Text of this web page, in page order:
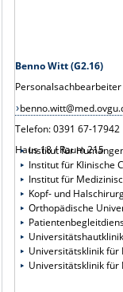
Benno Witt (G2.16)
Personalsachbearbeiter
Telefon: 0391 67-17942
Haus 18 / Raum 215
Institut für
Institut für Klinische
Institut für
Kopf- und
Orthopädische
Universitätshautklinik
Universitätsklinik für
Universitätsklinik für